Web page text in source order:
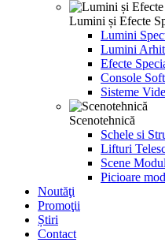
Lumini și Efecte
Lumini
Lumini
Efecte
Console
Sisteme
Scenotehnică
Schele si
Lifturi
Scene
Picioare
Noutăţi
Promoţii
Știri
Contact